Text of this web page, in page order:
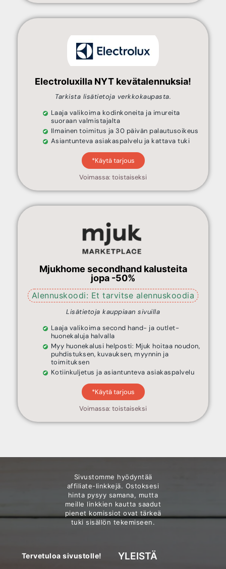
Electroluxilla NYT kevätalennuksia!
Tarkista lisätietoja verkkokaupasta.
Laaja valikoima kodinkoneita ja imureita
suoraan valmistajalta
Ilmainen toimitus ja 30 päivän palautusoikeus
Asiantunteva asiakaspalvelu ja kattava tuki
*Käytä tarjous
Voimassa: toistaiseksi
Mjukhome secondhand kalusteita
jopa -50%
Alennuskoodi: Et tarvitse alennuskoodia
Lisätietoja kauppiaan sivuilla
Laaja valikoima second hand- ja outlet-
huonekaluja halvalla
Myy huonekalusi helposti: Mjuk hoitaa noudon,
puhdistuksen, kuvauksen, myynnin ja
toimituksen
Kotiinkuljetus ja asiantunteva asiakaspalvelu
*Käytä tarjous
Voimassa: toistaiseksi
Sivustomme hyödyntää
affiliate-linkkejä. Ostoksesi
hinta pysyy samana, mutta
meille linkkien kautta saadut
pienet komissiot ovat tärkeä
tuki sisällön tekemiseen.
Tervetuloa sivustolle! YLEISTÄ